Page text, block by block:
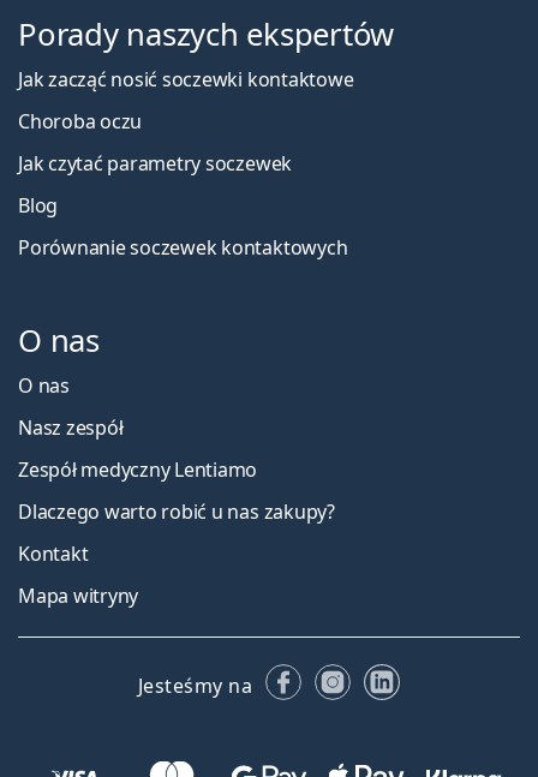
Porady naszych ekspertów
Jak zacząć nosić soczewki kontaktowe
Choroba oczu
Jak czytać parametry soczewek
Blog
Porównanie soczewek kontaktowych
O nas
O nas
Nasz zespół
Zespół medyczny Lentiamo
Dlaczego warto robić u nas zakupy?
Kontakt
Mapa witryny
Jesteśmy na FacebookuInstagramie
LinkedIn